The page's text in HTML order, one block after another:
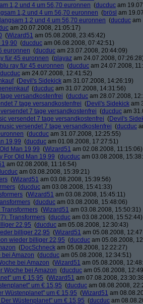
1,2 und 4 um 56,70 euronnen (ducduc am
1,2 und 4 um 56,70 euronnen (brösl am
1,2 und 4 um 56,70 euronnen (ducduc am
am 20.07.2008, 21:05:17)
(Wizard51 am 05.08.2008, 23:45:42)
19,90 (ducduc am 06.08.2008, 07:42:51)
euronnen (ducduc am 23.07.2008, 20:44:09)
für 45 euronnen (playaz am 24.07.2008,
ray für 45 euronnen (ducduc am 24.07.2008,
ducduc am 24.07.2008, 12:41:52)
(Devil's Sidekick am 31.07.2008, 14:26:19)
(ducduc am 31.07.2008, 14:31:56)
versandkostenfrei (ducduc am 28.07.2008,
7 tage versandkostenfrei (Devil's Sidekick am
7 tage versandkostenfrei (ducduc am
versendet 7 tage versandkostenfrei (Devil's
versendet 7 tage versandkostenfrei (ducduc
(ducduc am 31.07.2008, 12:25:55)
19,99 (ducduc am 01.08.2008, 17:27:51)
Man 19,99 (Wizard51 am 02.08.2008, 11:15:06)
For Old Man 19,99 (ducduc am 03.08.2008,
am 02.08.2008, 11:16:54)
am 03.08.2008, 15:39:21)
(Wizard51 am 03.08.2008, 15:39:56)
(ducduc am 03.08.2008, 15:41:33)
(Wizard51 am 03.08.2008, 15:45:11)
(ducduc am 03.08.2008, 15:48:06)
Transformers (Wizard51 am 03.08.2008, 15:50:31)
Transformers (ducduc am 03.08.2008, 15:52:44)
22,95 (ducduc am 05.08.2008, 12:30:43)
billiger 22,95 (Wizard51 am 05.08.2008,
wieder billiger 22,95 (ducduc am 05.08.2008,
(DocSchneck am 05.08.2008, 12:22:27)
bei Amazon (ducduc am 05.08.2008, 12:34:51)
bei Amazon (Wizard51 am 05.08.2008,
Woche bei Amazon (ducduc am 05.08.2008,
um € 15,95 (Wizard51 am 07.08.2008,
um € 15,95 (ducduc am 08.08.2008,
Wüstenplanet" um € 15,95 (Wizard51 am
Wüstenplanet" um € 15,95 (ducduc am